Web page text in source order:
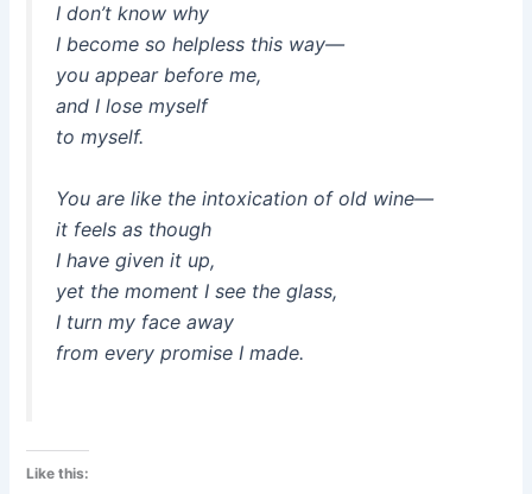
I don’t know why
I become so helpless this way—
you appear before me,
and I lose myself
to myself.
You are like the intoxication of old wine—
it feels as though
I have given it up,
yet the moment I see the glass,
I turn my face away
from every promise I made.
Like this: